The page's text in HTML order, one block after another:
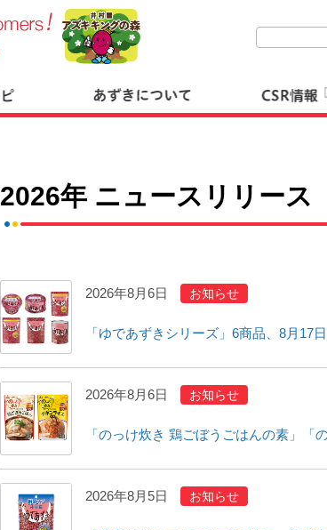
2026年 ニュースリリース
2026年8月6日 お知らせ
「ゆであずきシリーズ」6商品、8月17
2026年8月6日 お知らせ
「のっけ炊き 鶏ごぼうごはんの素」
2026年8月5日 お知らせ